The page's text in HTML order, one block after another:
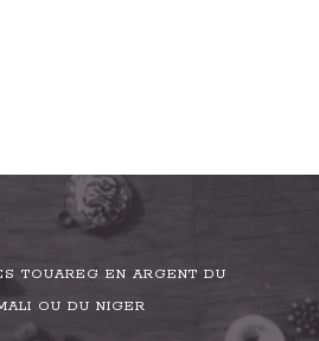
TOUAREG EN ARGENT DU
OU DU NIGER